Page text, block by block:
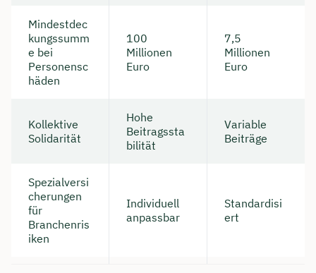
Mindestdec
kungssumm
e bei
Personensc
häden
100
Millionen
Euro
7,5
Millionen
Euro
Kollektive
Solidarität
Hohe
Beitragssta
bilität
Variable
Beiträge
Spezialversi
cherungen
für
Branchenris
iken
Individuell
anpassbar
Standardisi
ert